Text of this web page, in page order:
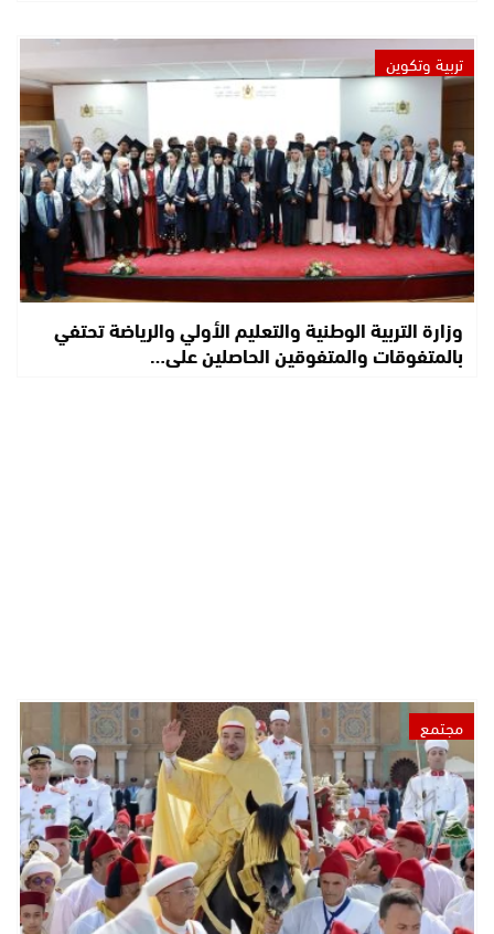
تربية وتكوين
وزارة التربية الوطنية والتعليم الأولي والرياضة تحتفي
بالمتفوقات والمتفوقين الحاصلين على…
مجتمع